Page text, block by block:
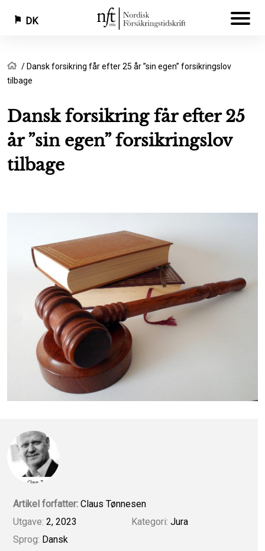
Gå
til
DK
Brødkrumme
Hjem
Dansk forsikring får efter 25 år ”sin egen” forsikringslov
tilbage
Dansk forsikring får efter 25
år ”sin egen” forsikringslov
tilbage
Artikel forfatter: Claus Tønnesen
Utgave: 2, 2023
Sprog: Dansk
Kategori: Jura